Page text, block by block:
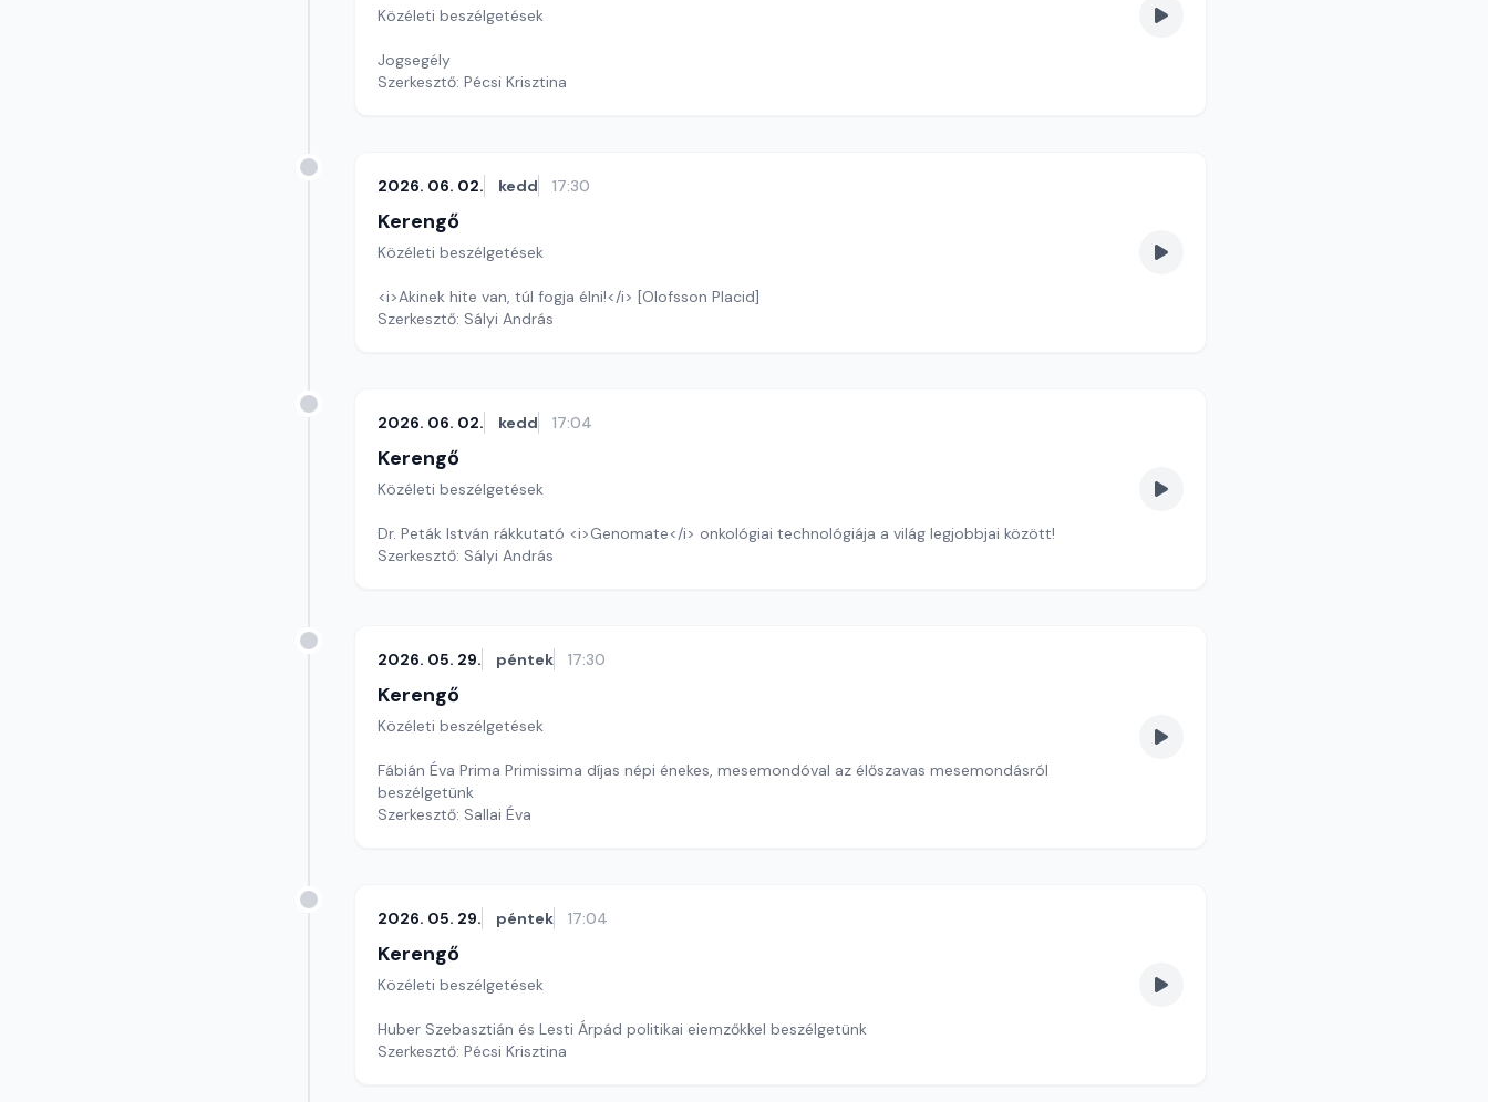
Közéleti beszélgetések
Jogsegély
Szerkesztő: Pécsi Krisztina
2026. 06. 02. kedd 17:30
Kerengő
Közéleti beszélgetések
<i>Akinek hite van, túl fogja élni!</i> [Olofsson Placid]
Szerkesztő: Sályi András
2026. 06. 02. kedd 17:04
Kerengő
Közéleti beszélgetések
Dr. Peták István rákkutató <i>Genomate</i> onkológiai technológiája a világ legjobbjai között!
Szerkesztő: Sályi András
2026. 05. 29. péntek 17:30
Kerengő
Közéleti beszélgetések
Fábián Éva Prima Primissima díjas népi énekes, mesemondóval az élőszavas mesemondásról
beszélgetünk
Szerkesztő: Sallai Éva
2026. 05. 29. péntek 17:04
Kerengő
Közéleti beszélgetések
Huber Szebasztián és Lesti Árpád politikai eiemzőkkel beszélgetünk
Szerkesztő: Pécsi Krisztina